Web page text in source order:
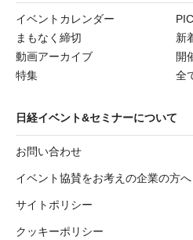
イベントカレンダー
まもなく締切
新
動画アーカイブ
開
特集
全
日経イベント&セミナーについて
お問い合わせ
イベント協賛をお考えの企業の方へ
サイトポリシー
クッキーポリシー